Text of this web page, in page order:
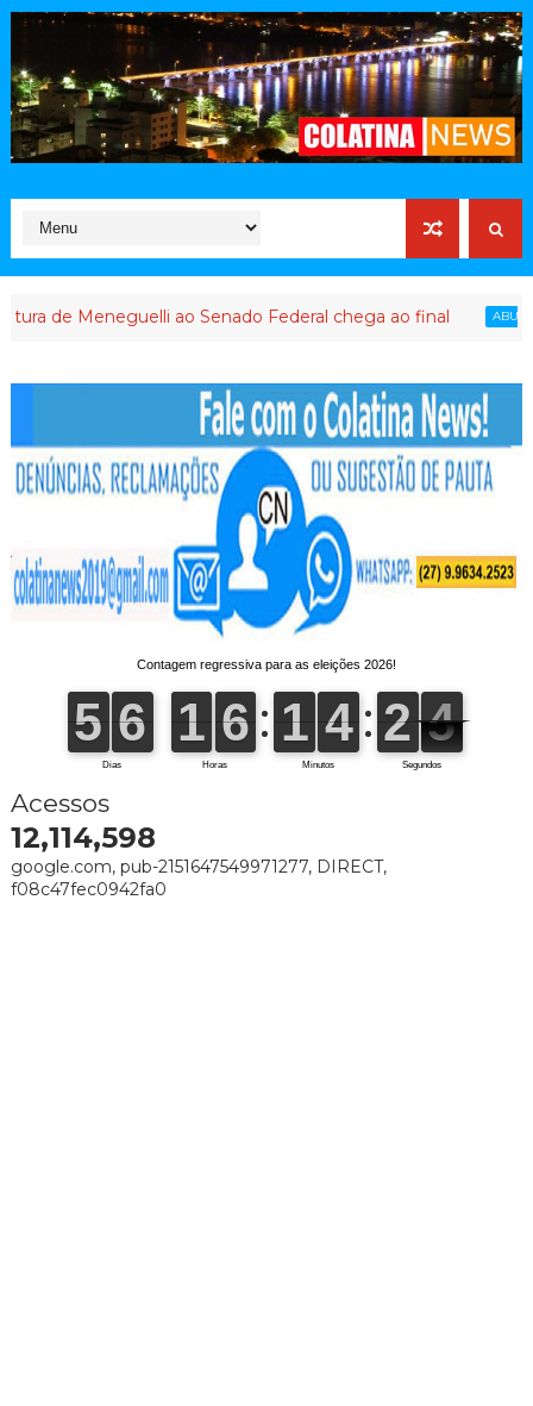
ao Senado Federal chega ao final ABUSO DE
Acessos
12,114,598
google.com, pub-2151647549971277, DIRECT,
f08c47fec0942fa0